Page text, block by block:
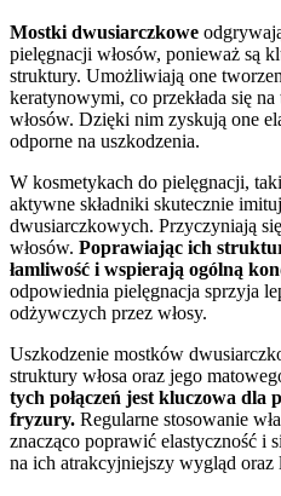
Mostki dwusiarczkowe
pielęgnacji włosów, ponieważ są
struktury. Umożliwiają one
keratynowymi, co przekłada się na
włosów. Dzięki nim zyskują one
odporne na uszkodzenia.
W kosmetykach do pielęgnacji,
aktywne składniki skutecznie
dwusiarczkowych. Przyczyniają
włosów. Poprawiając ich
łamliwość i wspierają ogólną
odpowiednia pielęgnacja sprzyja
odżywczych przez włosy.
Uszkodzenie mostków
struktury włosa oraz jego
tych połączeń jest kluczowa
fryzury. Regularne stosowanie
znacząco poprawić elastyczność i
na ich atrakcyjniejszy wygląd oraz